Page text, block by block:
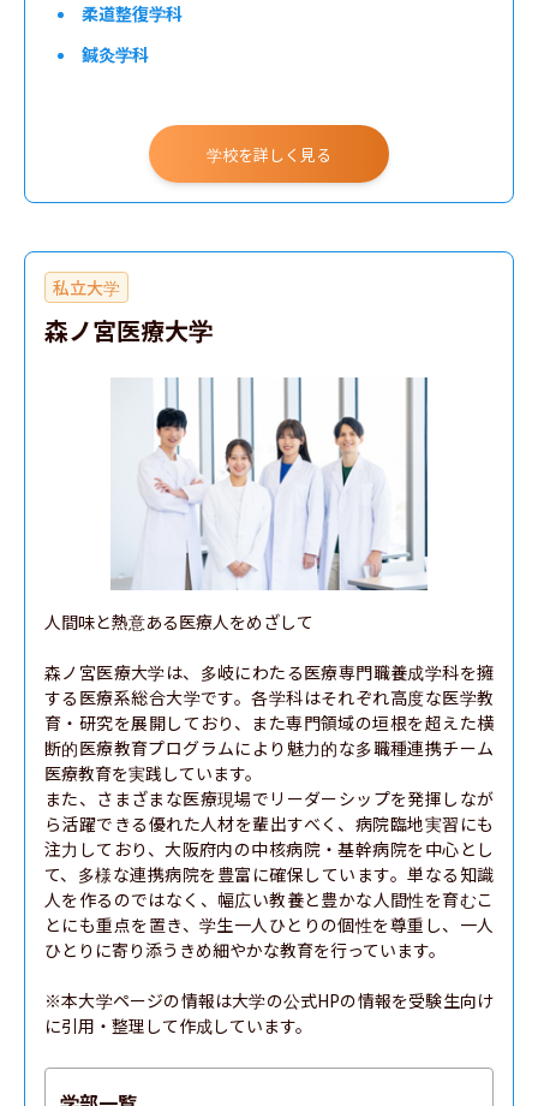
柔道整復学科
鍼灸学科
学校を詳しく見る
私立大学
森ノ宮医療大学
人間味と熱意ある医療人をめざして
森ノ宮医療大学は、多岐にわたる医療専門職養成学科を擁
する医療系総合大学です。各学科はそれぞれ高度な医学教
育・研究を展開しており、また専門領域の垣根を超えた横
断的医療教育プログラムにより魅力的な多職種連携チーム
医療教育を実践しています。
また、さまざまな医療現場でリーダーシップを発揮しなが
ら活躍できる優れた人材を輩出すべく、病院臨地実習にも
注力しており、大阪府内の中核病院・基幹病院を中心とし
て、多様な連携病院を豊富に確保しています。単なる知識
人を作るのではなく、幅広い教養と豊かな人間性を育むこ
とにも重点を置き、学生一人ひとりの個性を尊重し、一人
ひとりに寄り添うきめ細やかな教育を行っています。
※本大学ページの情報は大学の公式HPの情報を受験生向け
に引用・整理して作成しています。